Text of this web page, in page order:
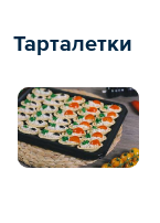
Тарталетки